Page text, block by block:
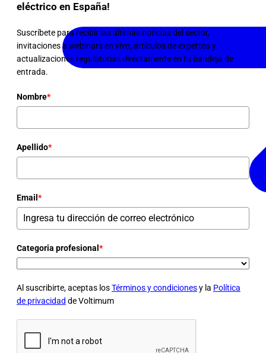
eléctrico en España!
Suscríbete para recibir las últimas noticias del sector,
invitaciones a webinars en vivo, artículos de expertos y
actualizaciones regulatorias directamente en tu bandeja de
entrada.
Nombre*
Apellido*
Email *
Categoria profesional *
Al suscribirte, aceptas losTérminos y condicionesy la Política
de privacidad de Voltimum